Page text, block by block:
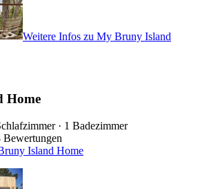
Weitere Infos zu My Bruny Island
Home
· 1 Badezimmer
Bewertungen
Island Home